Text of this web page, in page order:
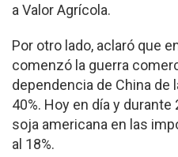
a Valor Agrícola.
Por otro lado, aclaró que
comenzó la guerra
dependencia de China de
40%. Hoy en día y
soja americana en las
al 18%.